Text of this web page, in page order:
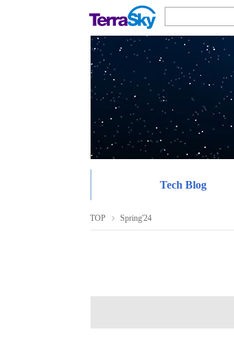
Tech Blog
TOP Spring'24